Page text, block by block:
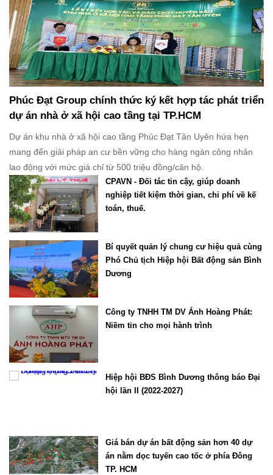
Phúc Đạt Group chính thức ký kết hợp tác phát triển
dự án nhà ở xã hội cao tầng tại TP.HCM
Dự án khu nhà ở xã hội cao tầng Phúc Đạt Tân Uyên hứa hẹn
mang đến giải pháp an cư bền vững cho hàng ngàn công nhân
lao động với mức giá chỉ từ 500 triệu đồng/căn hộ.
CPAVN - Đối tác tin cậy, giúp doanh
nghiệp tiết kiệm thời gian, chi phí về kế
toán, thuế.
Bí quyết quản lý chung cư hiệu quả cùng
Phó Chủ tịch Hiệp hội Bất động sản Bình
Dương
Công ty TNHH TM DV Ánh Hoàng Phát:
Niềm tin cho mọi hành trình
Hiệp hội BĐS Bình Dương thông báo Đại
hội lần II (2022-2027)
Giá bán dự án bất động sản hơn 40 dự
án nằm dọc tuyến cao tốc ở phía Đông
TP. HCM